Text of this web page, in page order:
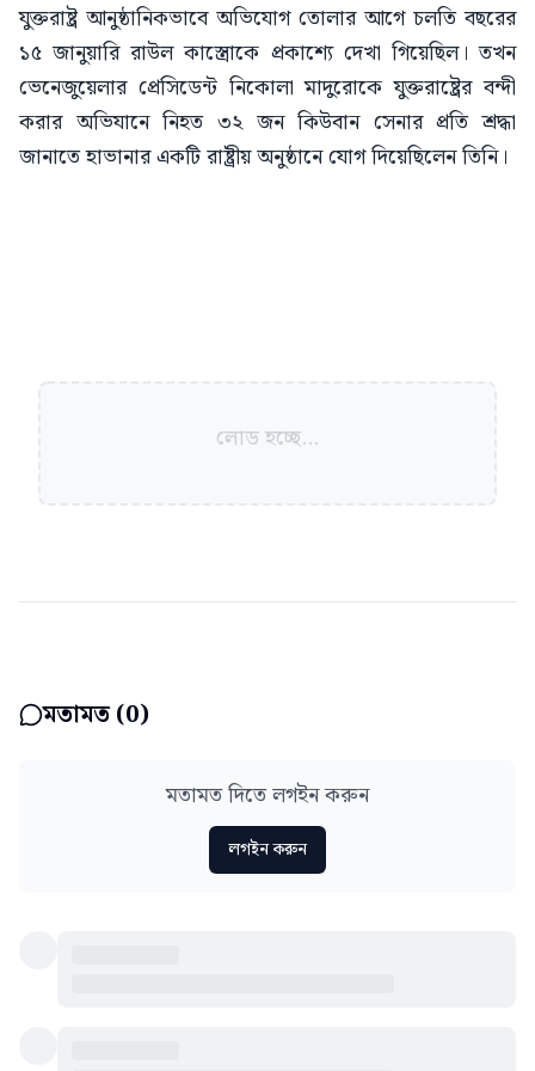
যুক্তরাষ্ট্র আনুষ্ঠানিকভাবে অভিযোগ তোলার আগে চলতি বছরের
১৫ জানুয়ারি রাউল কাস্ত্রোকে প্রকাশ্যে দেখা গিয়েছিল। তখন
ভেনেজুয়েলার প্রেসিডেন্ট নিকোলা মাদুরোকে যুক্তরাষ্ট্রের বন্দী
করার অভিযানে নিহত ৩২ জন কিউবান সেনার প্রতি শ্রদ্ধা
জানাতে হাভানার একটি রাষ্ট্রীয় অনুষ্ঠানে যোগ দিয়েছিলেন তিনি।
লোড হচ্ছে...
মতামত (0)
মতামত দিতে লগইন করুন
লগইন করুন